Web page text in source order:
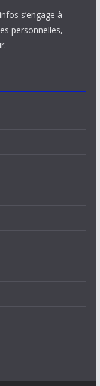
s’engage à
personnelles,